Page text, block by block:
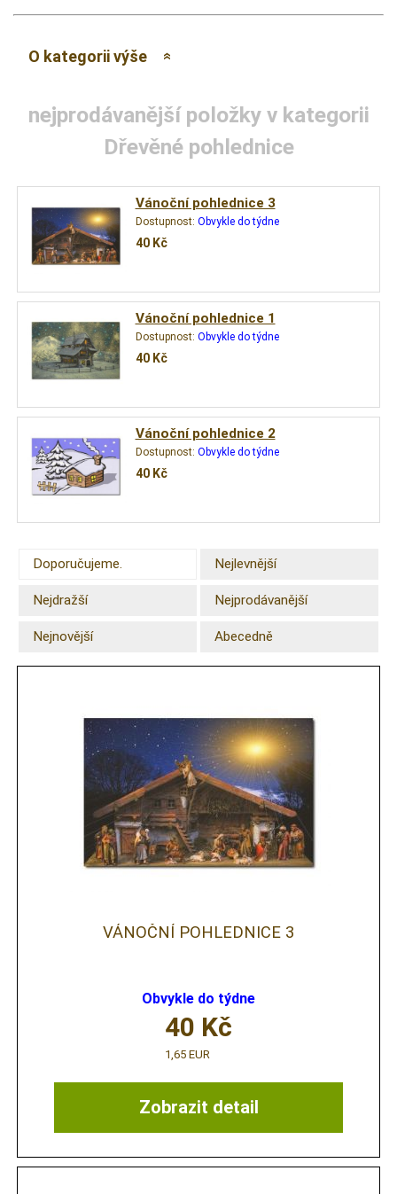
O kategorii výše
nejprodávanější položky v kategorii
Dřevěné pohlednice
Vánoční pohlednice 3
Dostupnost: Obvykle do týdne
40 Kč
Vánoční pohlednice 1
Dostupnost: Obvykle do týdne
40 Kč
Vánoční pohlednice 2
Dostupnost: Obvykle do týdne
40 Kč
Doporučujeme. Nejlevnější
Nejdražší Nejprodávanější
Nejnovější Abecedně
VÁNOČNÍ POHLEDNICE 3
Obvykle do týdne
Zobrazit detail
40 Kč
1,65 EUR